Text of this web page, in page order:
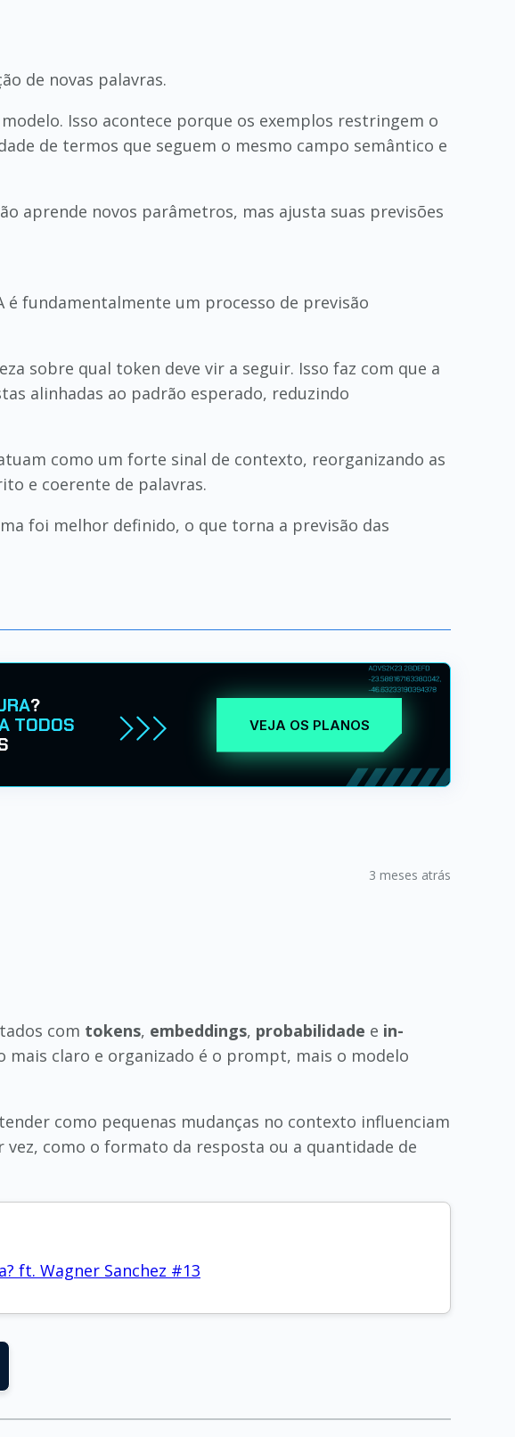
de novas palavras.
Isso acontece porque os exemplos restringem o
de termos que seguem o mesmo campo semântico e
aprende novos parâmetros, mas ajusta suas previsões
fundamentalmente um processo de previsão
sobre qual token deve vir a seguir. Isso faz com que a
alinhadas ao padrão esperado, reduzindo
como um forte sinal de contexto, reorganizando as
e coerente de palavras.
foi melhor definido, o que torna a previsão das
?
TODOS
VEJA OS PLANOS
3 meses atrás
com tokens, embeddings, probabilidade e in-
mais claro e organizado é o prompt, mais o modelo
como pequenas mudanças no contexto influenciam
como o formato da resposta ou a quantidade de
ft. Wagner Sanchez #13